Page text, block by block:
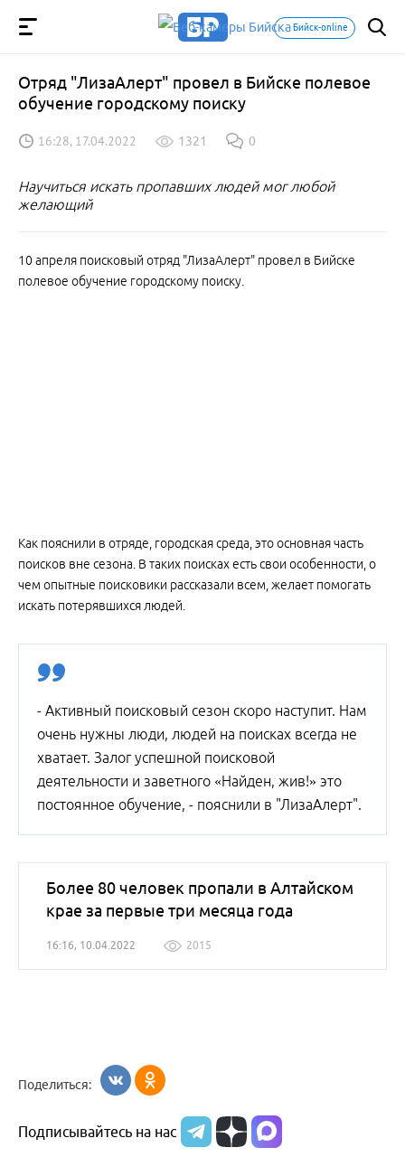
Бийск-online
Отряд "ЛизаАлерт" провел в Бийске полевое
обучение городскому поиску
16:28, 17.04.2022 1321 0
Научиться искать пропавших людей мог любой
желающий
10 апреля поисковый отряд "ЛизаАлерт" провел в Бийске
полевое обучение городскому поиску.
Как пояснили в отряде, городская среда, это основная часть
поисков вне сезона. В таких поисках есть свои особенности, о
чем опытные поисковики рассказали всем, желает помогать
искать потерявшихся людей.
- Активный поисковый сезон скоро наступит. Нам
очень нужны люди, людей на поисках всегда не
хватает. Залог успешной поисковой
деятельности и заветного «Найден, жив!» это
постоянное обучение, - пояснили в "ЛизаАлерт".
Более 80 человек пропали в Алтайском
крае за первые три месяца года
16:16, 10.04.2022 2015
Поделиться:
Подписывайтесь на нас